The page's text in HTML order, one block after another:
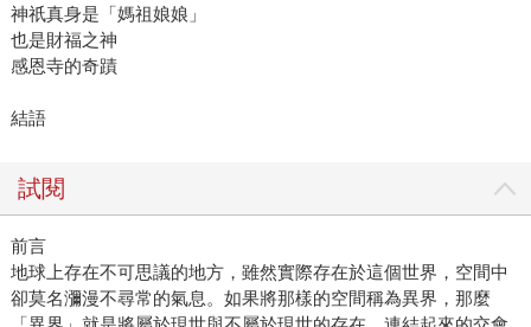
神祇真身是「媽祖娘娘」
也是財福之神
感恩寺的奇蹟
結語
試閱
前言
地球上存在不可思議的地方，雖然實際存在於這個世界，空間中
卻莫名瀰漫不尋常的氣息。如果將那樣的空間稱為異界，那麼